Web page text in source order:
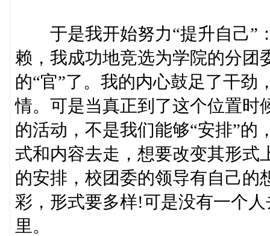
于是我开始努力“提升自己”
赖，我成功地竞选为学院的分团
的“官”了。我的内心鼓足了干劲
情。可是当真正到了这个位置时
的活动，不是我们能够“安排”的
式和内容去走，想要改变其形式
的安排，校团委的领导有自己的
彩，形式要多样!可是没有一个
里。